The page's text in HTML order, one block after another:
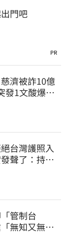
門吧
PR
濟被詐10億
發1文酸爆…
台灣護照入
聲了：持續
管制台
無知又無